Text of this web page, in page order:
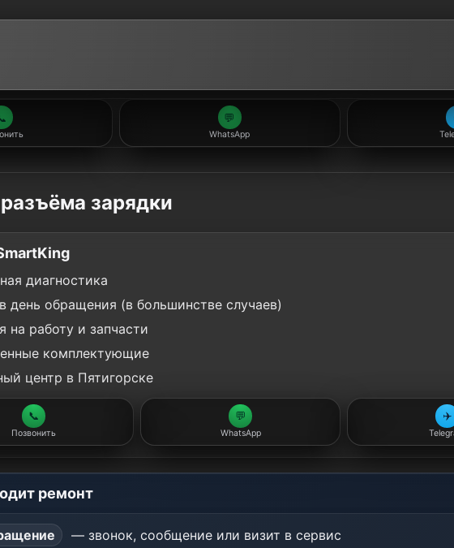
💬
WhatsApp
зарядки
диагностика
день обращения (в большинстве случаев)
на работу и запчасти
комплектующие
центр в Пятигорске
📞
Позвонить
💬
WhatsApp
✈️
ремонт
— звонок, сообщение или визит в сервис